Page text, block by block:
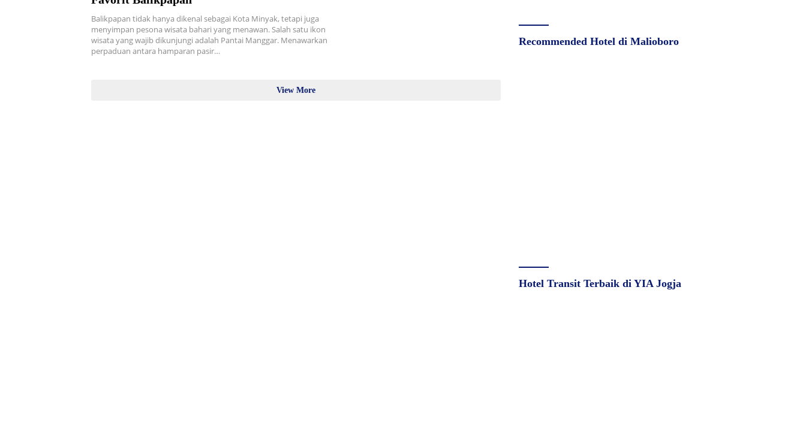
Balikpapan tidak hanya dikenal sebagai Kota Minyak, tetapi juga
menyimpan pesona wisata bahari yang menawan. Salah satu ikon
wisata yang wajib dikunjungi adalah Pantai Manggar. Menawarkan
perpaduan antara hamparan pasir…
View More
Recommended Hotel di Malioboro
Hotel Transit Terbaik di YIA Jogja